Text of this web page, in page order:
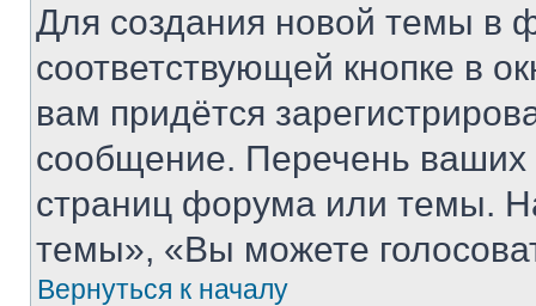
Для создания новой темы в
соответствующей кнопке в
вам придётся
сообщение. Перечень ваших
страниц форума или темы.
темы», «Вы можете
Вернуться к началу